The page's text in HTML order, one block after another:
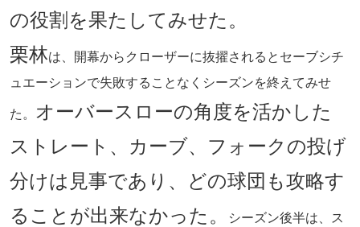
の役割を果たしてみせた。
栗林は、開幕からクローザーに抜擢されるとセーブシチ
ュエーションで失敗することなくシーズンを終えてみせ
た。 オーバースローの角度を活かした
ストレート、カーブ、フォークの投げ
分けは見事であり、どの球団も攻略す
ることが出来なかった。
シーズン後半は、ス